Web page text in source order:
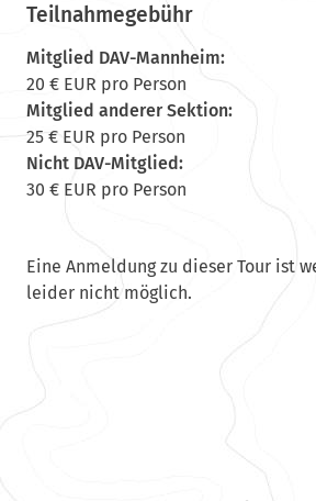
Teilnahmegebühr
Mitglied DAV-Mannheim:
20 € EUR pro Person
Mitglied anderer Sektion:
25 € EUR pro Person
Nicht DAV-Mitglied:
30 € EUR pro Person
Eine Anmeldung zu dieser Tour ist
leider nicht möglich.